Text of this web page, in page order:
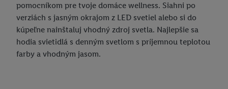
pomocníkom pre tvoje domáce wellness. Siahni po
verziách s jasným okrajom z LED svetiel alebo si do
kúpeľne nainštaluj vhodný zdroj svetla. Najlepšie sa
hodia svietidlá s denným svetlom s príjemnou teplotou
farby a vhodným jasom.